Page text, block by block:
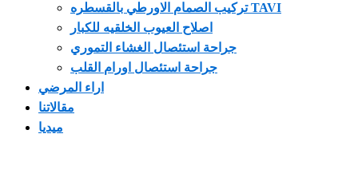
تركيب الصمام الاورطي بالقسطره TAVI
اصلاح العيوب الخلقيه للكبار
جراحة استئصال الغشاء التموري
جراحة استئصال اورام القلب
اراء المرضي
مقالاتنا
ميديا